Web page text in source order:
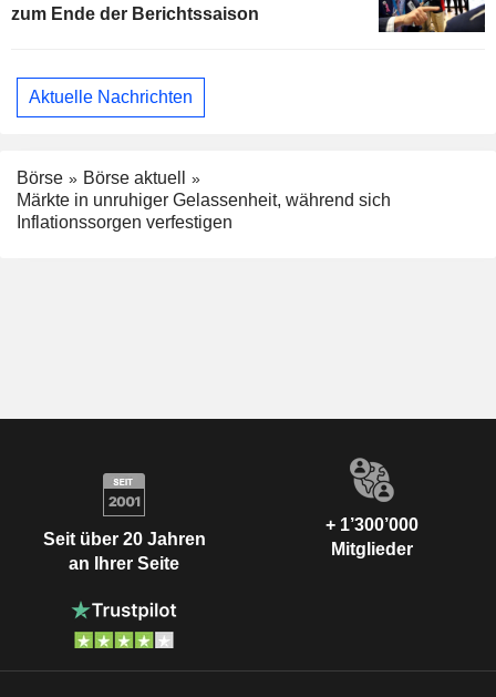
zum Ende der Berichtssaison
Aktuelle Nachrichten
Börse
Börse aktuell
Märkte in unruhiger Gelassenheit, während sich
Inflationssorgen verfestigen
Seit über 20 Jahren
an Ihrer Seite
+ 1’300’000
Mitglieder